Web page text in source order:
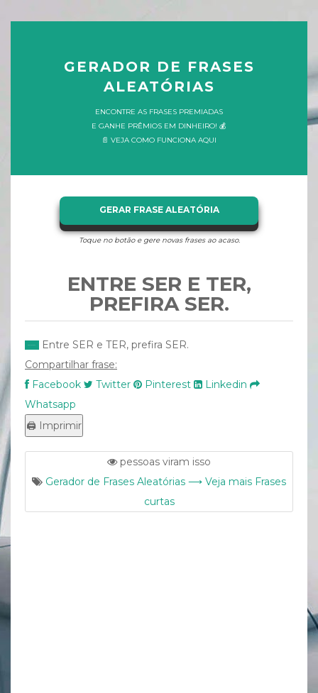
GERADOR DE FRASES
ALEATÓRIAS
ENCONTRE AS FRASES PREMIADAS
E GANHE PRÊMIOS EM DINHEIRO! 💰
📄 VEJA COMO FUNCIONA AQUI
GERAR FRASE ALEATÓRIA
Toque no botão e gere novas frases ao acaso.
ENTRE SER E TER,
PREFIRA SER.
Entre SER e TER, prefira SER.
Compartilhar frase:
Facebook
Twitter Pinterest
Linkedin
Whatsapp
pessoas viram isso
Gerador de Frases Aleatórias ⟶ Veja mais Frases
curtas